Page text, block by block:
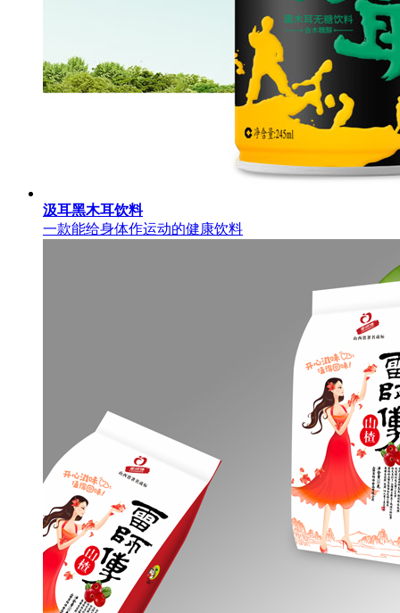
汲耳黑木耳饮料
一款能给身体作运动的健康饮料